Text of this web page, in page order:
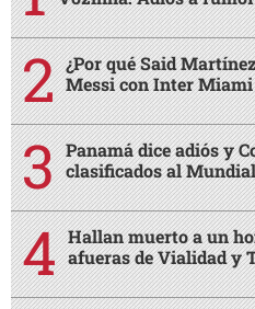
¿Por qué Said
Messi con Inter Miami
Panamá dice adiós y
clasificados al
Hallan muerto a un
afueras de Vialidad y